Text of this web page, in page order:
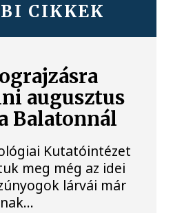
CIKKEK
augusztus
Balatonnál
Kutatóintézet
meg még az idei
lárvái már